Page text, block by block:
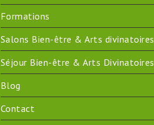
Formations
Salons Bien-être & Arts divinatoires
Séjour Bien-être & Arts Divinatoires
Blog
Contact